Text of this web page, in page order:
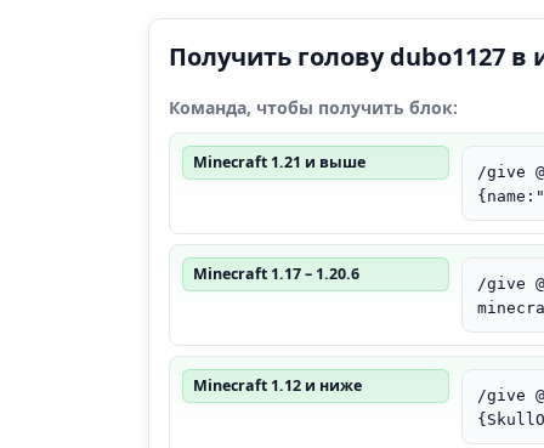
Получить голову dubo1127 в
Команда, чтобы получить блок:
Minecraft 1.21 и выше
/give
Minecraft 1.17 – 1.20.6
/give
Minecraft 1.12 и ниже
/give